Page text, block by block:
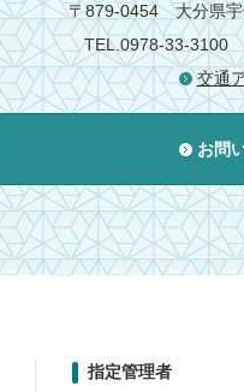
〒879-0454大分県
TEL.0978-33-3100
交通
お問
指定管理者